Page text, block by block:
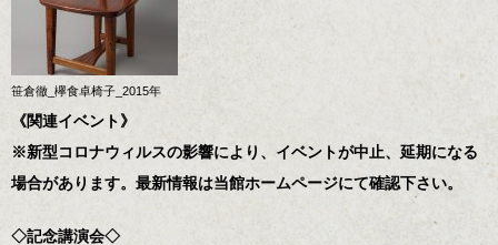
笹倉徹_欅食卓椅子_2015年
《関連イベント》
※新型コロナウィルスの影響により、イベントが中止、延期になる
場合があります。最新情報は当館ホームページにて確認下さい。
◇記念講演会◇